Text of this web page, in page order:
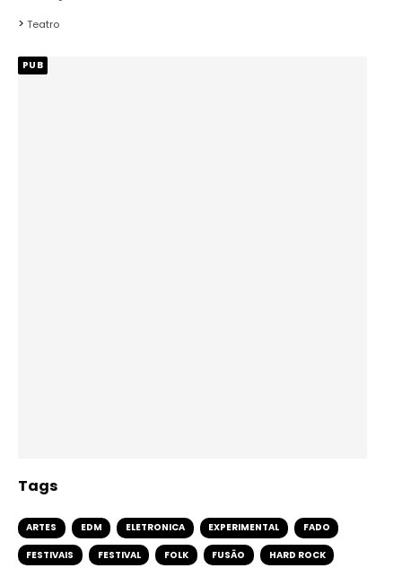
Teatro
PUB
Tags
ARTES EDM ELETRONICA EXPERIMENTAL FADO
FESTIVAIS FESTIVAL FOLK FUSÃO HARD ROCK